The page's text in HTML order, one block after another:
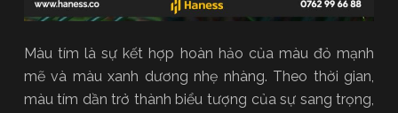
Màu tím là sự kết hợp hoàn hảo của màu đỏ mạnh
mẽ và màu xanh dương nhẹ nhàng. Theo thời gian,
màu tím dần trở thành biểu tượng của sự sang trọng,